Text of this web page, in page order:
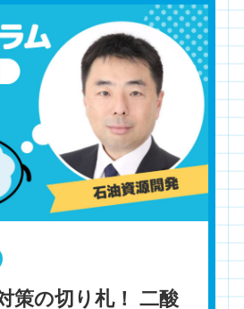
策の切り札！ 二酸